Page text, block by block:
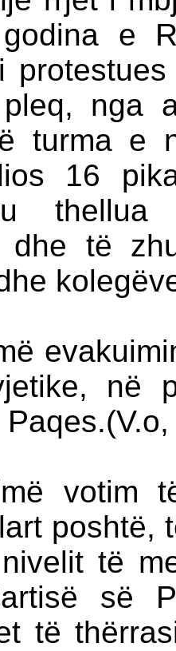
e
nga
turma e
16
u
dhe të
në
votim
poshtë,
të
së
të